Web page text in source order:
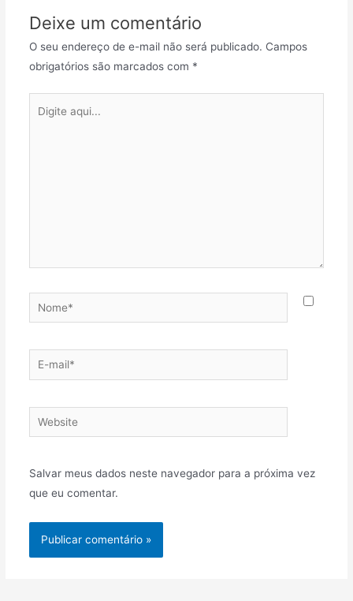
Deixe um comentário
O seu endereço de e-mail não será publicado. Campos
obrigatórios são marcados com *
Salvar meus dados neste navegador para a próxima vez
que eu comentar.